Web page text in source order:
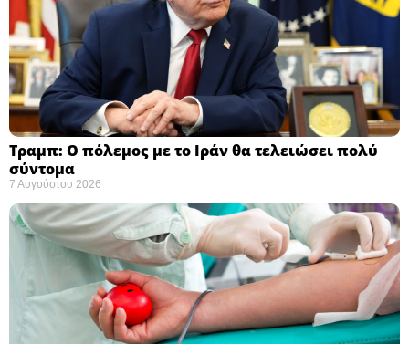
Τραμπ: Ο πόλεμος με το Ιράν θα τελειώσει πολύ
σύντομα ​
7 Αυγούστου 2026